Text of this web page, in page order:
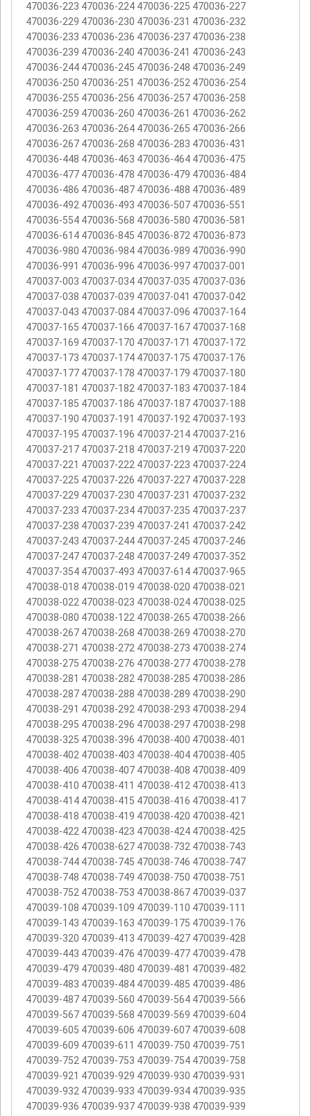
470036-223 470036-224 470036-225 470036-227
470036-229 470036-230 470036-231 470036-232
470036-233 470036-236 470036-237 470036-238
470036-239 470036-240 470036-241 470036-243
470036-244 470036-245 470036-248 470036-249
470036-250 470036-251 470036-252 470036-254
470036-255 470036-256 470036-257 470036-258
470036-259 470036-260 470036-261 470036-262
470036-263 470036-264 470036-265 470036-266
470036-267 470036-268 470036-283 470036-431
470036-448 470036-463 470036-464 470036-475
470036-477 470036-478 470036-479 470036-484
470036-486 470036-487 470036-488 470036-489
470036-492 470036-493 470036-507 470036-551
470036-554 470036-568 470036-580 470036-581
470036-614 470036-845 470036-872 470036-873
470036-980 470036-984 470036-989 470036-990
470036-991 470036-996 470036-997 470037-001
470037-003 470037-034 470037-035 470037-036
470037-038 470037-039 470037-041 470037-042
470037-043 470037-084 470037-096 470037-164
470037-165 470037-166 470037-167 470037-168
470037-169 470037-170 470037-171 470037-172
470037-173 470037-174 470037-175 470037-176
470037-177 470037-178 470037-179 470037-180
470037-181 470037-182 470037-183 470037-184
470037-185 470037-186 470037-187 470037-188
470037-190 470037-191 470037-192 470037-193
470037-195 470037-196 470037-214 470037-216
470037-217 470037-218 470037-219 470037-220
470037-221 470037-222 470037-223 470037-224
470037-225 470037-226 470037-227 470037-228
470037-229 470037-230 470037-231 470037-232
470037-233 470037-234 470037-235 470037-237
470037-238 470037-239 470037-241 470037-242
470037-243 470037-244 470037-245 470037-246
470037-247 470037-248 470037-249 470037-352
470037-354 470037-493 470037-614 470037-965
470038-018 470038-019 470038-020 470038-021
470038-022 470038-023 470038-024 470038-025
470038-080 470038-122 470038-265 470038-266
470038-267 470038-268 470038-269 470038-270
470038-271 470038-272 470038-273 470038-274
470038-275 470038-276 470038-277 470038-278
470038-281 470038-282 470038-285 470038-286
470038-287 470038-288 470038-289 470038-290
470038-291 470038-292 470038-293 470038-294
470038-295 470038-296 470038-297 470038-298
470038-325 470038-396 470038-400 470038-401
470038-402 470038-403 470038-404 470038-405
470038-406 470038-407 470038-408 470038-409
470038-410 470038-411 470038-412 470038-413
470038-414 470038-415 470038-416 470038-417
470038-418 470038-419 470038-420 470038-421
470038-422 470038-423 470038-424 470038-425
470038-426 470038-627 470038-732 470038-743
470038-744 470038-745 470038-746 470038-747
470038-748 470038-749 470038-750 470038-751
470038-752 470038-753 470038-867 470039-037
470039-108 470039-109 470039-110 470039-111
470039-143 470039-163 470039-175 470039-176
470039-320 470039-413 470039-427 470039-428
470039-443 470039-476 470039-477 470039-478
470039-479 470039-480 470039-481 470039-482
470039-483 470039-484 470039-485 470039-486
470039-487 470039-560 470039-564 470039-566
470039-567 470039-568 470039-569 470039-604
470039-605 470039-606 470039-607 470039-608
470039-609 470039-611 470039-750 470039-751
470039-752 470039-753 470039-754 470039-758
470039-921 470039-929 470039-930 470039-931
470039-932 470039-933 470039-934 470039-935
470039-936 470039-937 470039-938 470039-939